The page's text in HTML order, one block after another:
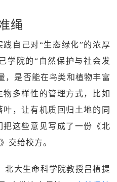
绳
自己对“生态绿化”的浓厚
学院的“自然保护与社会发
，是否能在鸟类和植物丰富
多样性的管理方式，比如
，让有机质回归土地的同
这些意见写成了一份《北
交给校方。
北大生命科学院教授吕植提